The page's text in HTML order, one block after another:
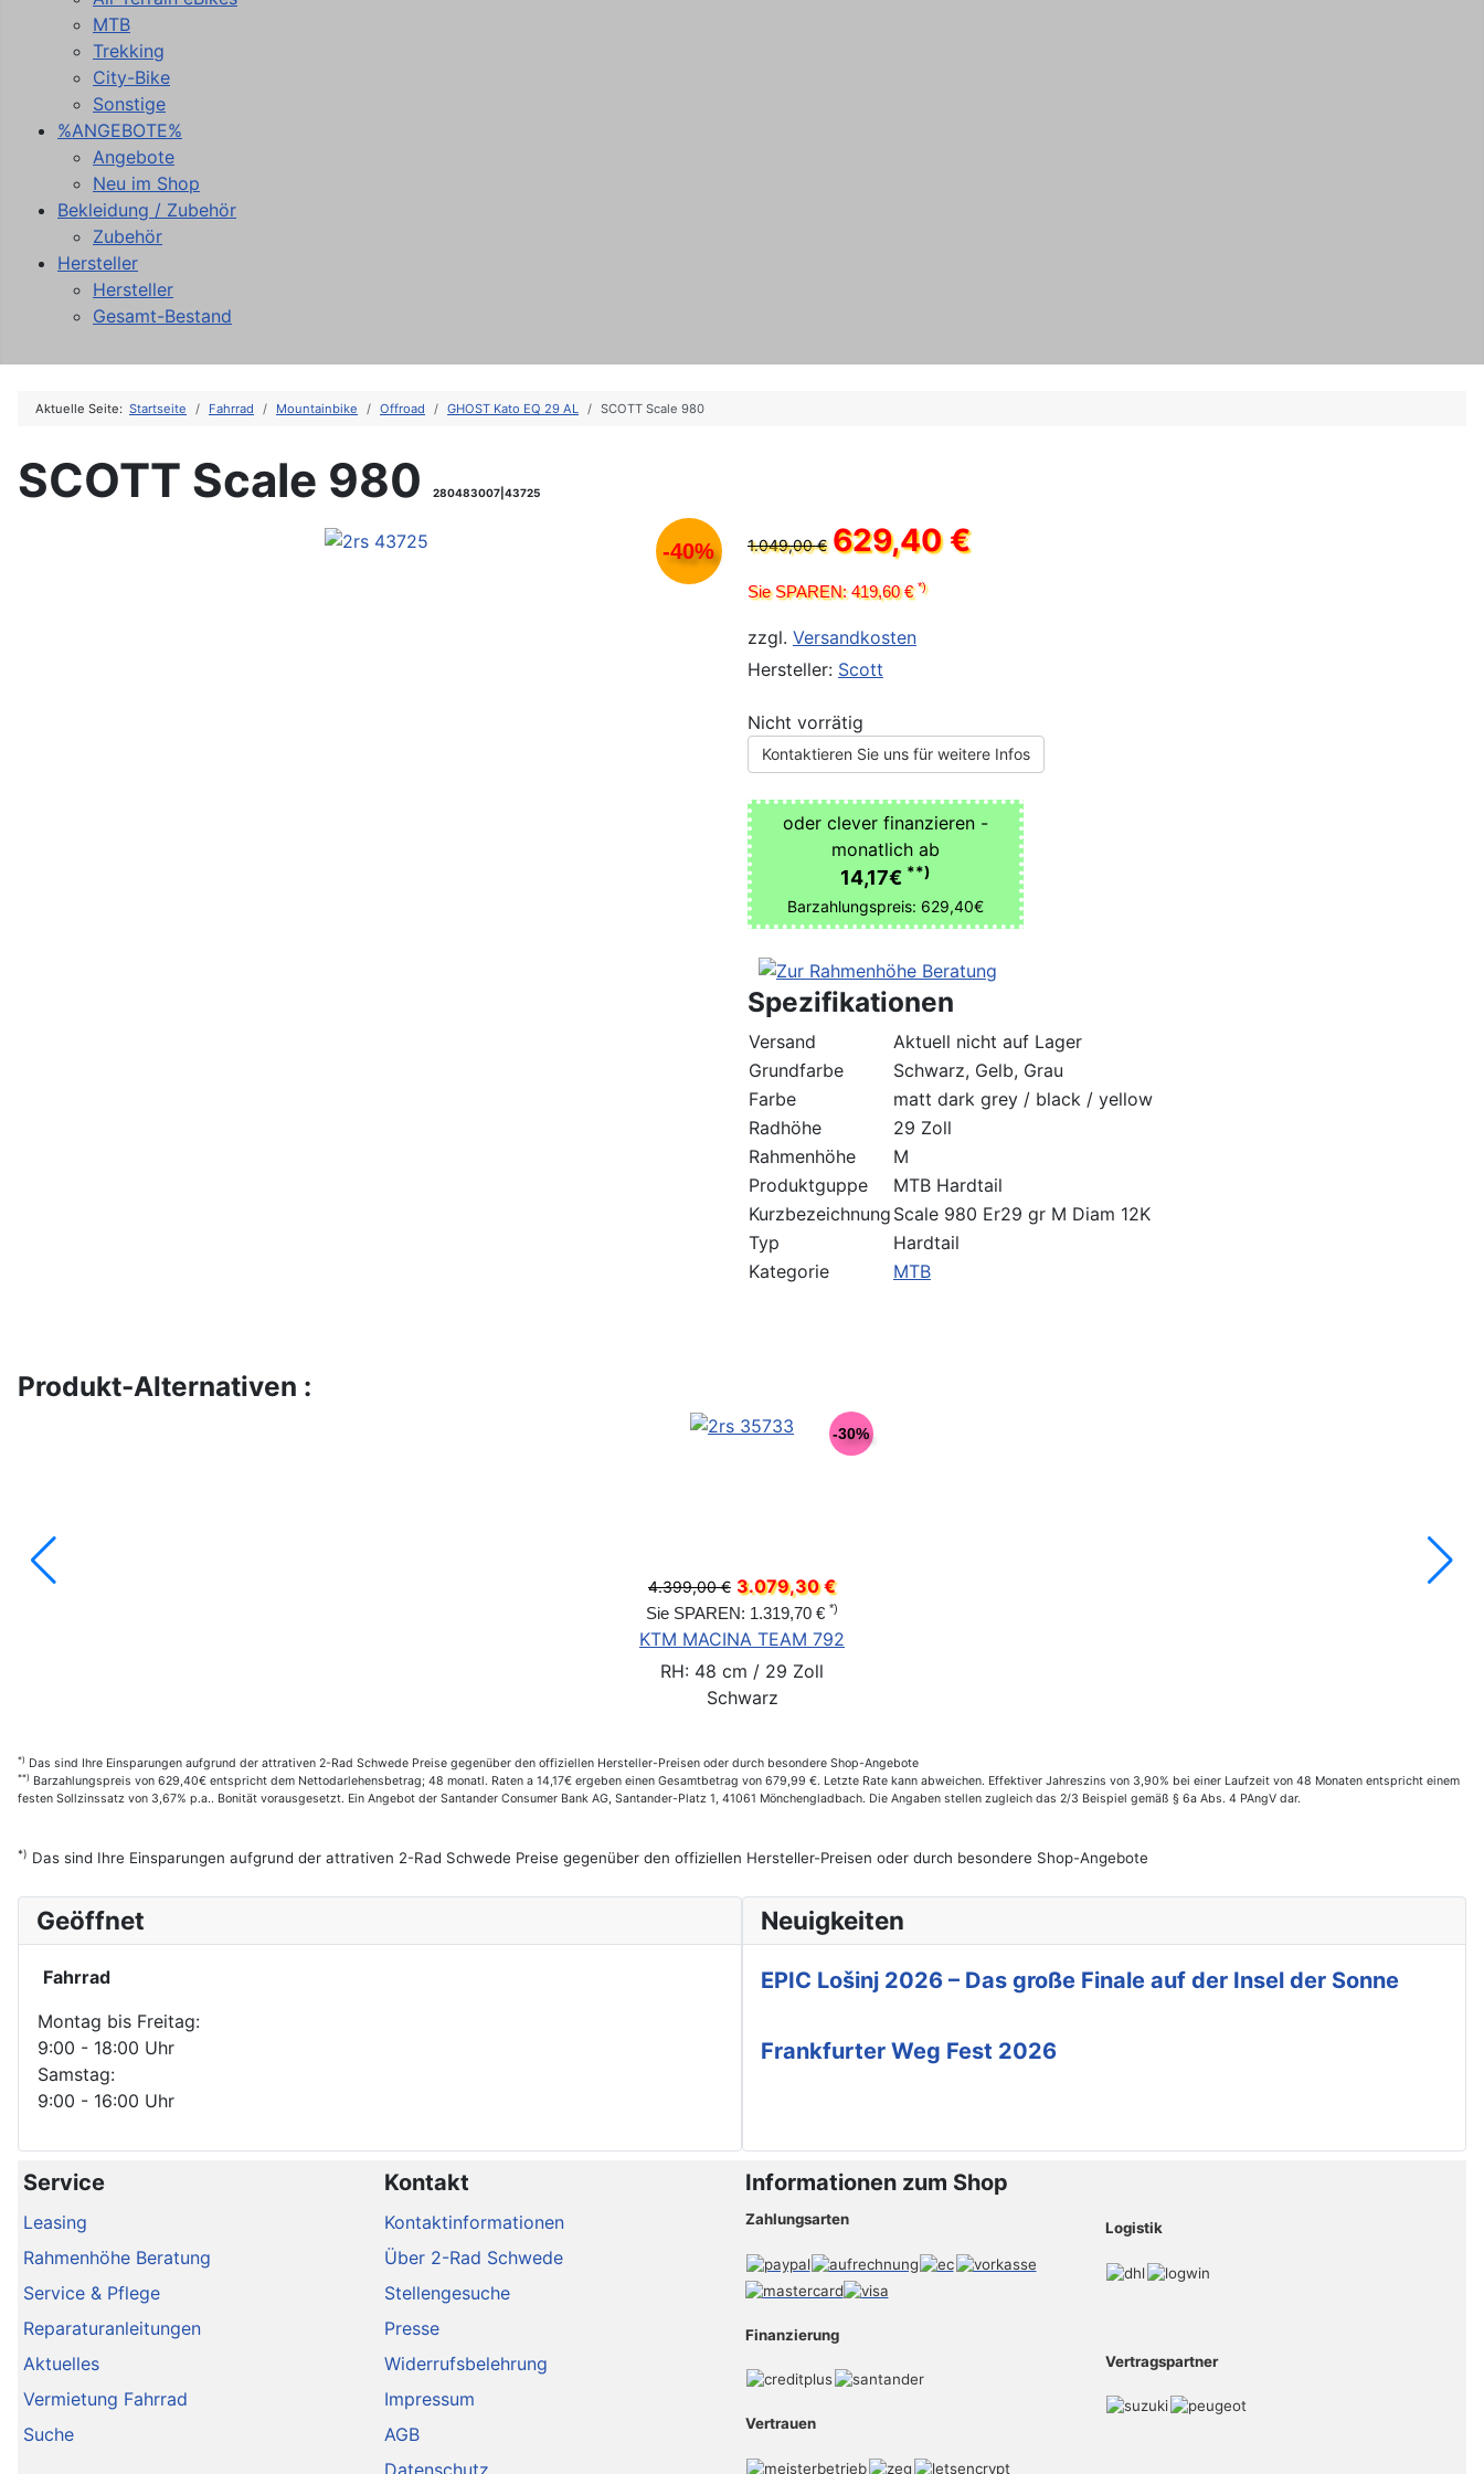
MTB
Trekking
City-Bike
Sonstige
%ANGEBOTE%
Angebote
Neu im Shop
Bekleidung / Zubehör
Zubehör
Hersteller
Hersteller
Gesamt-Bestand
Aktuelle Seite: Startseite Fahrrad Mountainbike Offroad GHOST Kato EQ 29 AL SCOTT Scale 980
SCOTT Scale 980 280483007|43725
-40% 1.049,00 € 629,40 €
Sie SPAREN: 419,60 €*)
zzgl. Versandkosten
Hersteller: Scott
Nicht vorrätig
Kontaktieren Sie uns für weitere Infos
oder clever finanzieren -
monatlich ab
14,17€ **)
Barzahlungspreis: 629,40€
Spezifikationen
Versand
Aktuell nicht auf Lager
Grundfarbe
Schwarz, Gelb, Grau
Farbe
matt dark grey / black / yellow
Radhöhe
29 Zoll
Rahmenhöhe
M
Produktguppe
MTB Hardtail
Kurzbezeichnung Scale 980 Er29 gr M Diam 12K
Typ
Hardtail
Kategorie
MTB
Produkt-Alternativen :
-30%
4.399,00 € 3.079,30 €
Sie SPAREN: 1.319,70 € *)
KTM MACINA TEAM 792
RH: 48 cm / 29 Zoll
Schwarz
*) Das sind Ihre Einsparungen aufgrund der attrativen 2-Rad Schwede Preise gegenüber den offiziellen Hersteller-Preisen oder durch besondere Shop-Angebote
**) Barzahlungspreis von 629,40€ entspricht dem Nettodarlehensbetrag; 48 monatl. Raten a 14,17€ ergeben einen Gesamtbetrag von 679,99 €. Letzte Rate kann abweichen. Effektiver Jahreszins von 3,90% bei einer Laufzeit von 48 Monaten entspricht einem
festen Sollzinssatz von 3,67% p.a.. Bonität vorausgesetzt. Ein Angebot der Santander Consumer Bank AG, Santander-Platz 1, 41061 Mönchengladbach. Die Angaben stellen zugleich das 2/3 Beispiel gemäß § 6a Abs. 4 PAngV dar.
*) Das sind Ihre Einsparungen aufgrund der attrativen 2-Rad Schwede Preise gegenüber den offiziellen Hersteller-Preisen oder durch besondere Shop-Angebote
Geöffnet
Fahrrad
Montag bis Freitag:
9:00 - 18:00 Uhr
Samstag:
9:00 - 16:00 Uhr
Neuigkeiten
EPIC Lošinj 2026 – Das große Finale auf der Insel der Sonne
Frankfurter Weg Fest 2026
Service
Leasing
Rahmenhöhe Beratung
Service & Pflege
Reparaturanleitungen
Aktuelles
Vermietung Fahrrad
Suche
Kontakt
Kontaktinformationen
Über 2-Rad Schwede
Stellengesuche
Presse
Widerrufsbelehrung
Impressum
AGB
Datenschutz
Informationen zum Shop
Zahlungsarten
Finanzierung
Vertrauen
Logistik
Vertragspartner